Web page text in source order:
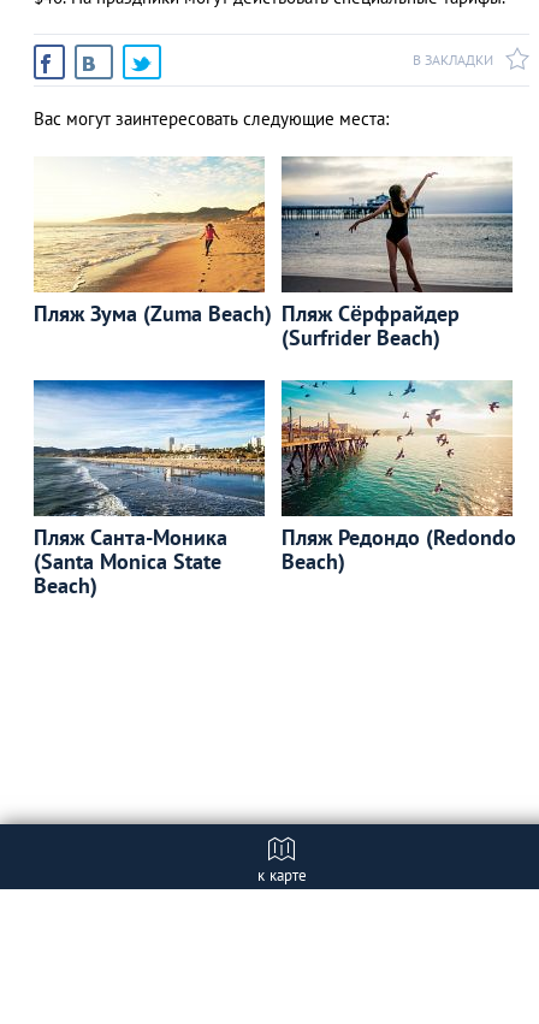
В ЗАКЛАДКИ
Вас могут заинтересовать следующие места:
Пляж Зума (Zuma Beach) Пляж Сёрфрайдер
(Surfrider Beach)
Пляж Санта-Моника
(Santa Monica State
Beach)
Пляж Редондо (Redondo
Beach)
к карте